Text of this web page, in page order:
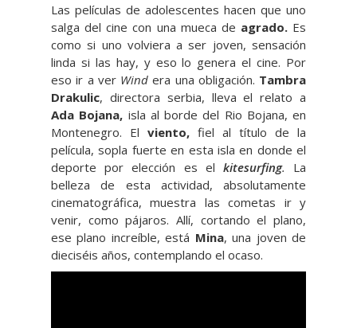
Las películas de adolescentes hacen que uno
salga del cine con una mueca de agrado.Es
como si uno volviera a ser joven, sensación
linda si las hay, y eso lo genera el cine. Por
eso ir a ver Windera una obligación. Tambra
Drakulic, directora serbia, lleva el relato a
Ada Bojana, isla al borde del Rio Bojana, en
Montenegro. El viento, fiel al título de la
película, sopla fuerte en esta isla en donde el
deporte por elección es el kitesurfing. La
belleza de esta actividad, absolutamente
cinematográfica, muestra las cometas ir y
venir, como pájaros. Allí, cortando el plano,
ese plano increíble, está Mina, una joven de
dieciséis años, contemplando el ocaso.